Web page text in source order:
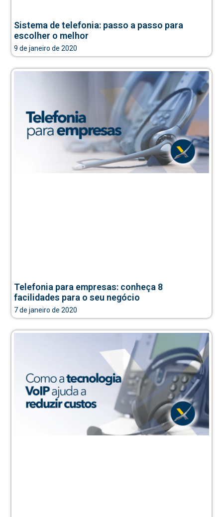
Sistema de telefonia: passo a passo para
escolher o melhor
9 de janeiro de 2020
Telefonia para empresas: conheça 8
facilidades para o seu negócio
7 de janeiro de 2020